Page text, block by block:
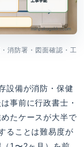
消防署・図面確認・工
設備が消防・保健
事前に行政書士・
たケースが大半で
ることは難易度が